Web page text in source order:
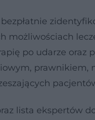
możliwościach
po udarze oraz
prawnikiem,
lista ekspertów